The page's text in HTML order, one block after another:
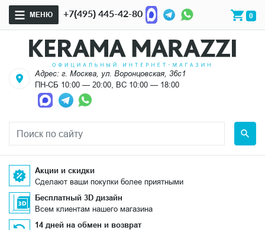
МЕНЮ +7(495) 445-42-80 0
Адрес: г. Москва, ул. Воронцовская, 36с1
ПН-СБ 10:00 — 20:00, ВС 10:00 — 18:00
Акции и скидки
Сделают ваши покупки более приятными
Бесплатный 3D дизайн
Всем клиентам нашего магазина
14 дней на обмен и возврат